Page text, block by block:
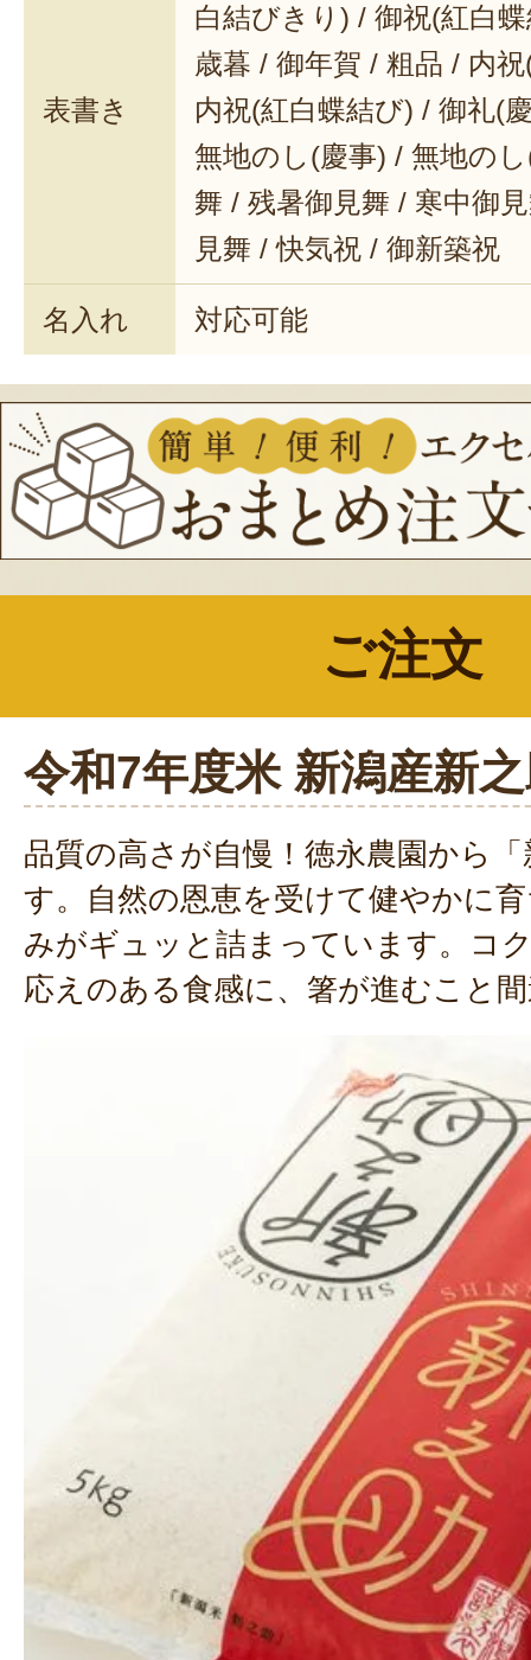
だけで美味しく、食べ応えのある
ば、少し肩の力を抜くことができ
助は、一主婦としてオススメした
表書き
白結びきり) / 御祝(紅白
歳暮 / 御年賀 / 粗品 / 内
内祝(紅白蝶結び) / 御礼(
無地のし(慶事) / 無地の
舞 / 残暑御見舞 / 寒中御
見舞 / 快気祝 / 御新築祝
名入れ 対応可能
ご注文
令和7年度米 新潟産新
品質の高さが自慢！徳永農園から
す。自然の恩恵を受けて健やかに
みがギュッと詰まっています。コ
応えのある食感に、箸が進むこと